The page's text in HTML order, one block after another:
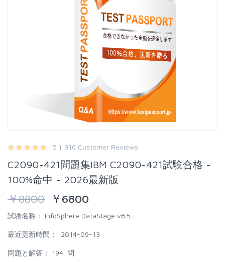
5 | 916 Customer Reviews
C2090-421問題集IBM C2090-421試験合格 -
100%命中 - 2026最新版
￥8800 ￥ 6800
試験名称： InfoSphere DataStage v8.5
最近更新時間： 2014-09-13
問題と解答： 194 問